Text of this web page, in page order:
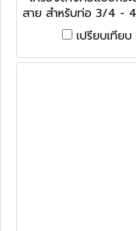
27)
สาย สำหรับท่อ 3/4 -
K-3800 W/C-32
เปรียบเทียบ